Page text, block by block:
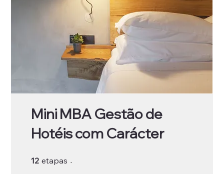
Mini MBA Gestão de
Hotéis com Carácter
12 etapas